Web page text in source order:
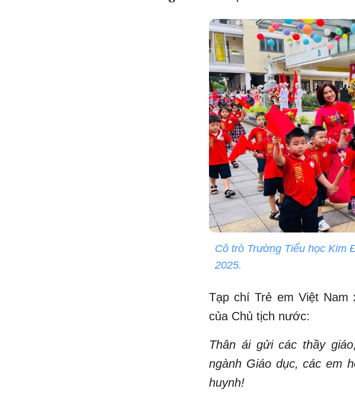
Cô trò Trường Tiểu học Kim
2025.
Tạp chí Trẻ em Việt
của Chủ tịch nước:
Thân ái gửi các thầy
ngành Giáo dục, các em
huynh!